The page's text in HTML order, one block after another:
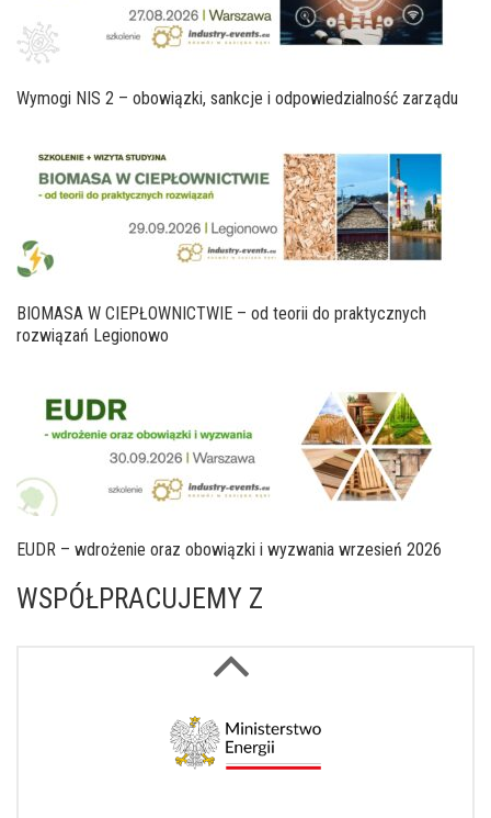
Wymogi NIS 2 – obowiązki, sankcje i odpowiedzialność zarządu
BIOMASA W CIEPŁOWNICTWIE – od teorii do praktycznych
rozwiązań Legionowo
EUDR – wdrożenie oraz obowiązki i wyzwania wrzesień 2026
WSPÓŁPRACUJEMY Z